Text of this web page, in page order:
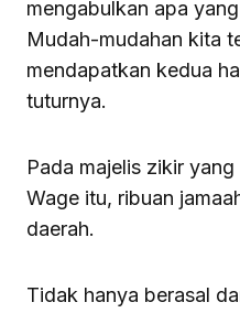
mengabulkan apa
Mudah-mudahan kita
mendapatkan kedua
tuturnya.
Pada majelis zikir
Wage itu, ribuan
daerah.
Tidak hanya berasal